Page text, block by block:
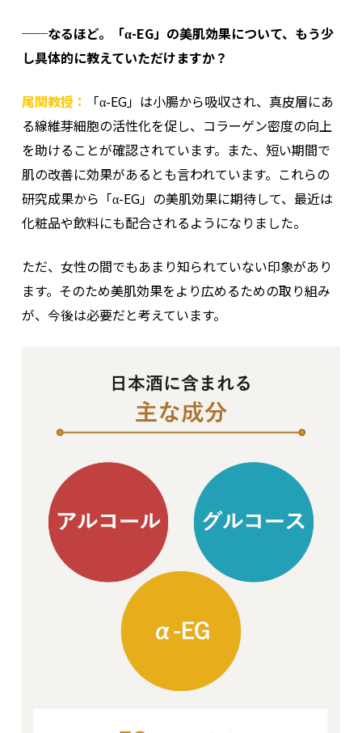
──なるほど。「α-EG」の美肌効果について、もう少
し具体的に教えていただけますか？
尾関教授：
「α-EG」は小腸から吸収され、真皮層にあ
る線維芽細胞の活性化を促し、コラーゲン密度の向上
を助けることが確認されています。また、短い期間で
肌の改善に効果があるとも言われています。これらの
研究成果から「α-EG」の美肌効果に期待して、最近は
化粧品や飲料にも配合されるようになりました。
ただ、女性の間でもあまり知られていない印象があり
ます。そのため美肌効果をより広めるための取り組み
が、今後は必要だと考えています。